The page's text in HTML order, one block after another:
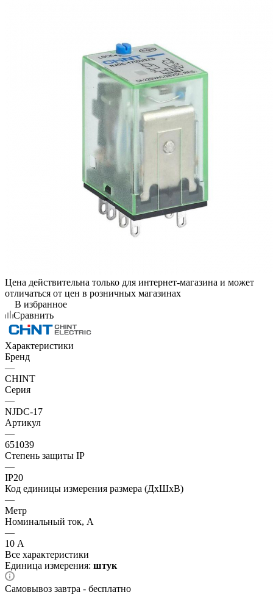
Цена действительна только для интернет-магазина и может
отличаться от цен в розничных магазинах
В избранное
Сравнить
Характеристики
Бренд
—
CHINT
Серия
—
NJDC-17
Артикул
—
651039
Степень защиты IP
—
IP20
Код единицы измерения размера (ДхШхВ)
—
Метр
Номинальный ток, А
—
10 А
Все характеристики
Единица измерения: штук
Самовывоз завтра - бесплатно